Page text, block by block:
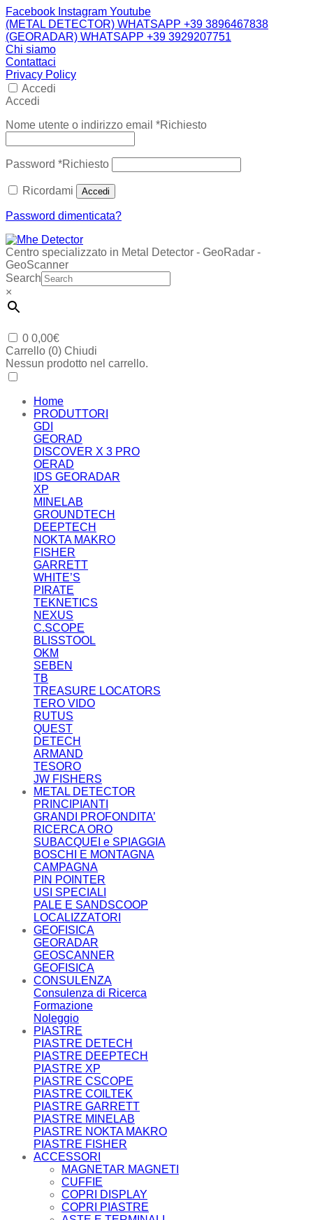
Facebook Instagram Youtube
(METAL DETECTOR) WHATSAPP +39 3896467838
(GEORADAR) WHATSAPP +39 3929207751
Chi siamo
Contattaci
Privacy Policy
Accedi
Accedi
Nome utente o indirizzo email *Richiesto
Password *Richiesto
Ricordami Accedi
Password dimenticata?
Centro specializzato in Metal Detector - GeoRadar -
GeoScanner
Search
×
0 0,00€
Carrello (0) Chiudi
Nessun prodotto nel carrello.
Home
PRODUTTORI
GDI
GEORAD
DISCOVER X 3 PRO
OERAD
IDS GEORADAR
XP
MINELAB
GROUNDTECH
DEEPTECH
NOKTA MAKRO
FISHER
GARRETT
WHITE’S
PIRATE
TEKNETICS
NEXUS
C.SCOPE
BLISSTOOL
OKM
SEBEN
TB
TREASURE LOCATORS
TERO VIDO
RUTUS
QUEST
DETECH
ARMAND
TESORO
JW FISHERS
METAL DETECTOR
PRINCIPIANTI
GRANDI PROFONDITA’
RICERCA ORO
SUBACQUEI e SPIAGGIA
BOSCHI E MONTAGNA
CAMPAGNA
PIN POINTER
USI SPECIALI
PALE E SANDSCOOP
LOCALIZZATORI
GEOFISICA
GEORADAR
GEOSCANNER
GEOFISICA
CONSULENZA
Consulenza di Ricerca
Formazione
Noleggio
PIASTRE
PIASTRE DETECH
PIASTRE DEEPTECH
PIASTRE XP
PIASTRE CSCOPE
PIASTRE COILTEK
PIASTRE GARRETT
PIASTRE MINELAB
PIASTRE NOKTA MAKRO
PIASTRE FISHER
ACCESSORI
MAGNETAR MAGNETI
CUFFIE
COPRI DISPLAY
COPRI PIASTRE